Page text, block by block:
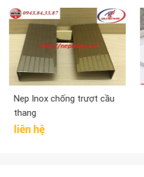
Nẹp Inox chống trượt cầu
thang
liên hệ